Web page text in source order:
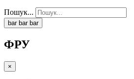
Пошук...
bar bar bar
ФРУ
×